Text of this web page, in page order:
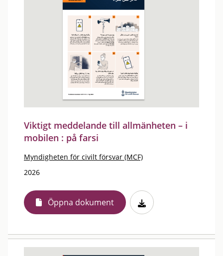
Viktigt meddelande till allmänheten – i
mobilen : på farsi
Myndigheten för civilt försvar (MCF)
2026
Öppna dokument